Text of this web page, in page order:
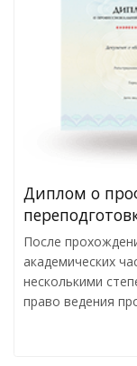
Диплом о
После
академических
несколькими
право ведения